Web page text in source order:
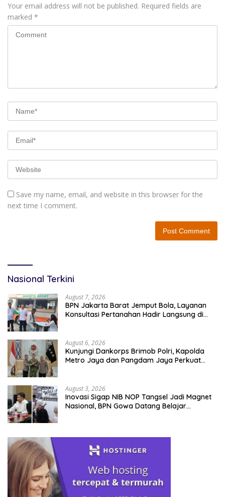
Your email address will not be published. Required fields are
marked *
Save my name, email, and website in this browser for the
next time I comment.
Nasional Terkini
August 7, 2026
BPN Jakarta Barat Jemput Bola, Layanan
Konsultasi Pertanahan Hadir Langsung di
August 6, 2026
Kunjungi Dankorps Brimob Polri, Kapolda
Metro Jaya dan Pangdam Jaya Perkuat
August 3, 2026
Inovasi Sigap NIB NOP Tangsel Jadi Magnet
Nasional, BPN Gowa Datang Belajar